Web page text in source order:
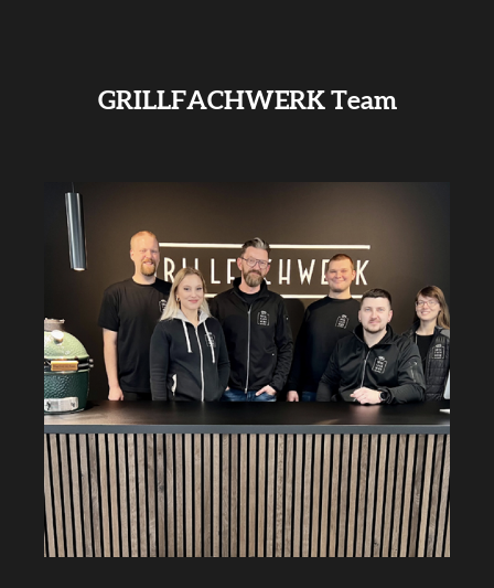
GRILLFACHWERK Team